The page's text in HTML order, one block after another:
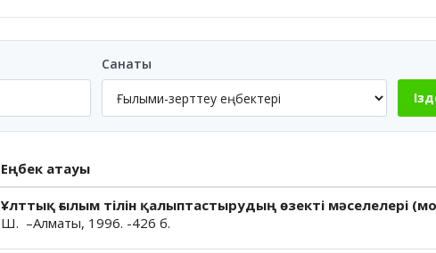
Санаты
Еңбек атауы
Ұлттық ғылым тілін қалыптастырудың өзекті мәселелері
Ш. –Алматы, 1996. -426 б.